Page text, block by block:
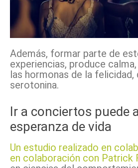
Además, formar parte de
experiencias, produce
las hormonas de la felicidad,
serotonina.
Ir a conciertos puede
esperanza de vida
Un estudio realizado en
en colaboración con Patrick